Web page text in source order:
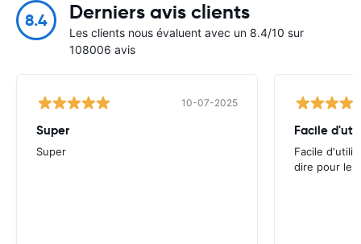
8.4 Derniers avis clients
Les clients nous évaluent avec un 8.4/10 sur
108006 avis
10-07-2025
Super
Super
Facile
dire pour le